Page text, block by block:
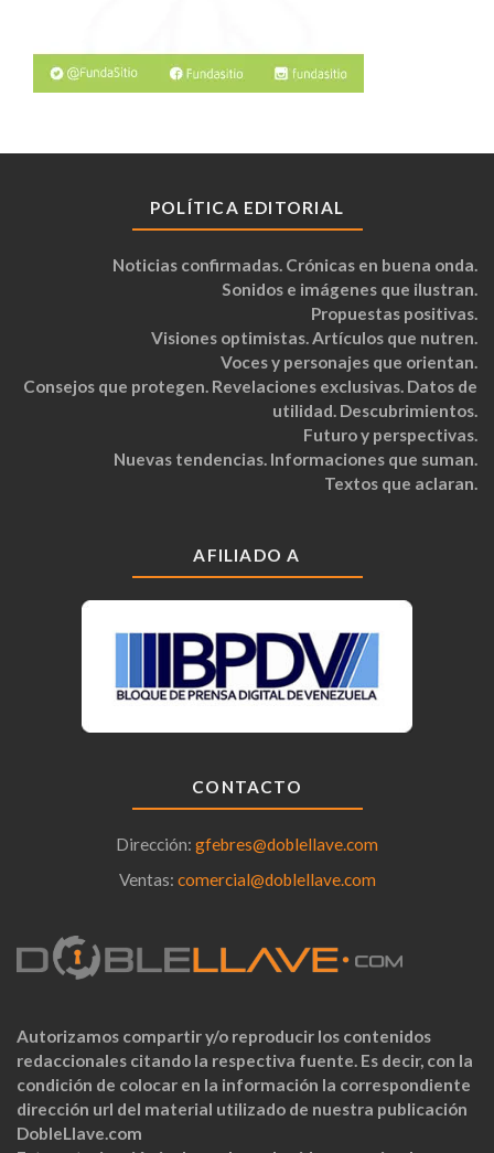
POLÍTICA EDITORIAL
Noticias confirmadas. Crónicas en buena onda.
Sonidos e imágenes que ilustran.
Propuestas positivas.
Visiones optimistas. Artículos que nutren.
Voces y personajes que orientan.
Consejos que protegen. Revelaciones exclusivas. Datos de
utilidad. Descubrimientos.
Futuro y perspectivas.
Nuevas tendencias. Informaciones que suman.
Textos que aclaran.
AFILIADO A
CONTACTO
Dirección: gfebres@doblellave.com
Ventas: comercial@doblellave.com
Autorizamos compartir y/o reproducir los contenidos
redaccionales citando la respectiva fuente. Es decir, con la
condición de colocar en la información la correspondiente
dirección url del material utilizado de nuestra publicación
DobleLlave.com